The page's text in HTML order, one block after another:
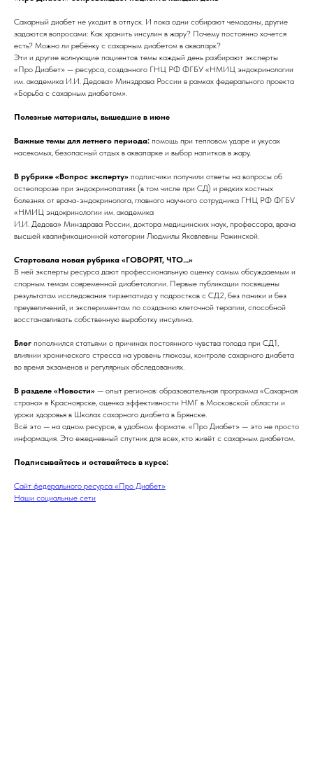
Сахарный диабет не уходит в отпуск. И пока одни собирают чемоданы, другие
задаются вопросами: Как хранить инсулин в жару? Почему постоянно хочется
есть? Можно ли ребёнку с сахарным диабетом в аквапарк?
Эти и другие волнующие пациентов темы каждый день разбирают эксперты
«Про Диабет» — ресурса, созданного ГНЦ РФ ФГБУ «НМИЦ эндокринологии
им. академика И.И. Дедова» Минздрава России в рамках федерального проекта
«Борьба с сахарным диабетом».
Полезные материалы, вышедшие в июне
Важные темы для летнего периода: помощь при тепловом ударе и укусах
насекомых, безопасный отдых в аквапарке и выбор напитков в жару.
В рубрике «Вопрос эксперту» подписчики получили ответы на вопросы об
остеопорозе при эндокринопатиях (в том числе при СД) и редких костных
болезнях от врача-эндокринолога, главного научного сотрудника ГНЦ РФ ФГБУ
«НМИЦ эндокринологии им. академика
И.И. Дедова» Минздрава России, доктора медицинских наук, профессора, врача
высшей квалификационной категории Людмилы Яковлевны Рожинской.
Стартовала новая рубрика «ГОВОРЯТ, ЧТО…»
В ней эксперты ресурса дают профессиональную оценку самым обсуждаемым и
спорным темам современной диабетологии. Первые публикации посвящены
результатам исследования тирзепатида у подростков с СД2, без паники и без
преувеличений, и экспериментам по созданию клеточной терапии, способной
восстанавливать собственную выработку инсулина.
Блог пополнился статьями о причинах постоянного чувства голода при СД1,
влиянии хронического стресса на уровень глюкозы, контроле сахарного диабета
во время экзаменов и регулярных обследованиях.
В разделе «Новости» — опыт регионов: образовательная программа «Сахарная
страна» в Красноярске, оценка эффективности НМГ в Московской области и
уроки здоровья в Школах сахарного диабета в Брянске.
Всё это — на одном ресурсе, в удобном формате. «Про Диабет» — это не просто
информация. Это ежедневный спутник для всех, кто живёт с сахарным диабетом.
Подписывайтесь и оставайтесь в курсе:
Сайт федерального ресурса «Про Диабет»
Наши социальные сети